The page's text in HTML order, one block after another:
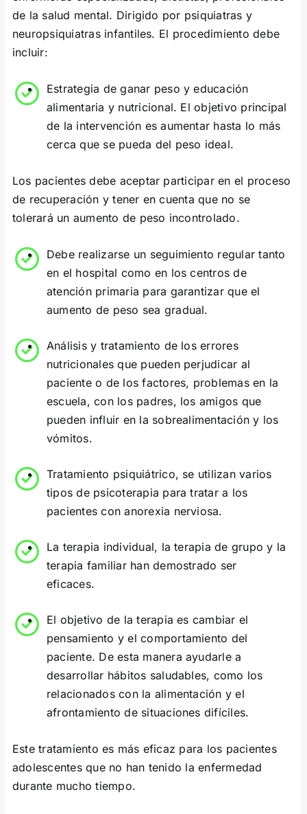
de la salud mental. Dirigido por psiquiatras y
neuropsiquiatras infantiles. El procedimiento debe
incluir:
Estrategia de ganar peso y educación
alimentaria y nutricional. El objetivo principal
de la intervención es aumentar hasta lo más
cerca que se pueda del peso ideal.
Los pacientes debe aceptar participar en el proceso
de recuperación y tener en cuenta que no se
tolerará un aumento de peso incontrolado.
Debe realizarse un seguimiento regular tanto
en el hospital como en los centros de
atención primaria para garantizar que el
aumento de peso sea gradual.
Análisis y tratamiento de los errores
nutricionales que pueden perjudicar al
paciente o de los factores, problemas en la
escuela, con los padres, los amigos que
pueden influir en la sobrealimentación y los
vómitos.
Tratamiento psiquiátrico, se utilizan varios
tipos de psicoterapia para tratar a los
pacientes con anorexia nerviosa.
La terapia individual, la terapia de grupo y la
terapia familiar han demostrado ser
eficaces.
El objetivo de la terapia es cambiar el
pensamiento y el comportamiento del
paciente. De esta manera ayudarle a
desarrollar hábitos saludables, como los
relacionados con la alimentación y el
afrontamiento de situaciones difíciles.
Este tratamiento es más eficaz para los pacientes
adolescentes que no han tenido la enfermedad
durante mucho tiempo.